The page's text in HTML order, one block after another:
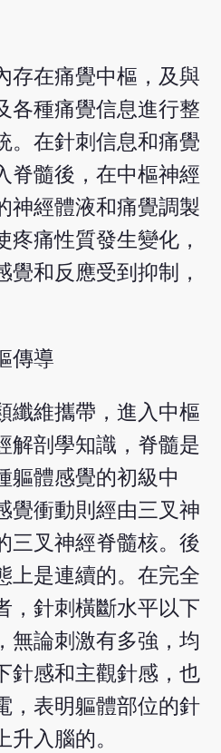
存在痛覺中樞，及與
各種痛覺信息進行整
。在針刺信息和痛覺
脊髓後，在中樞神經
神經體液和痛覺調製
疼痛性質發生變化，
覺和反應受到抑制，
傳導
維攜帶，進入中樞
解剖學知識，脊髓是
軀體感覺的初級中
覺衝動則經由三叉神
三叉神經脊髓核。後
上是連續的。在完全
，針刺橫斷水平以下
無論刺激有多強，均
針感和主觀針感，也
，表明軀體部位的針
入腦的。